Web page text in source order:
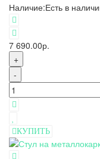
Наличие:Есть в
7 690.00р.
+
-
КУПИТЬ